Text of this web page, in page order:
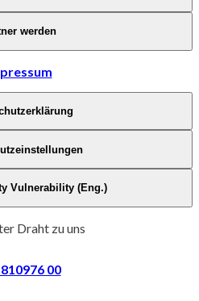
werden
Vulnerability (Eng.)
Draht zu uns
00